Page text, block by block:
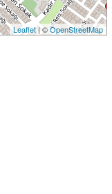
Leaflet| ©OpenStreetMap